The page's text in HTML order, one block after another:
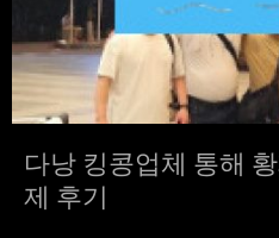
다낭 킹콩업체 통해
제 후기